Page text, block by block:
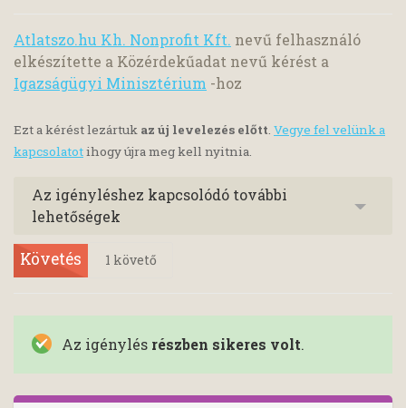
Atlatszo.hu Kh. Nonprofit Kft. nevű felhasználó
elkészítette a Közérdekűadat nevű kérést a
Igazságügyi Minisztérium -hoz
Ezt a kérést lezártuk az új levelezés előtt. Vegye fel velünk a
kapcsolatotihogy újra meg kell nyitnia.
Az igényléshez kapcsolódó további
lehetőségek
Követés 1 követő
Az igénylés részben sikeres volt.